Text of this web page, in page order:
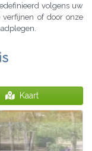
volgens uw
of door onze
Kaart